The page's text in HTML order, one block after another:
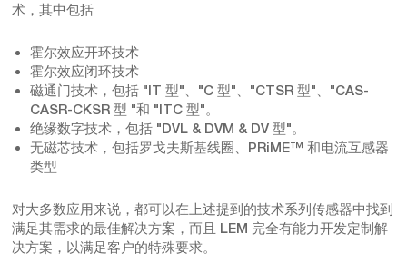
术，其中包括
霍尔效应开环技术
霍尔效应闭环技术
磁通门技术，包括 "IT 型"、"C 型"、"CTSR 型"、"CAS-
CASR-CKSR 型 "和 "ITC 型"。
绝缘数字技术，包括 "DVL & DVM & DV 型"。
无磁芯技术，包括罗戈夫斯基线圈、PRiME™ 和电流互感器
类型
对大多数应用来说，都可以在上述提到的技术系列传感器中找到
满足其需求的最佳解决方案，而且 LEM 完全有能力开发定制解
决方案，以满足客户的特殊要求。